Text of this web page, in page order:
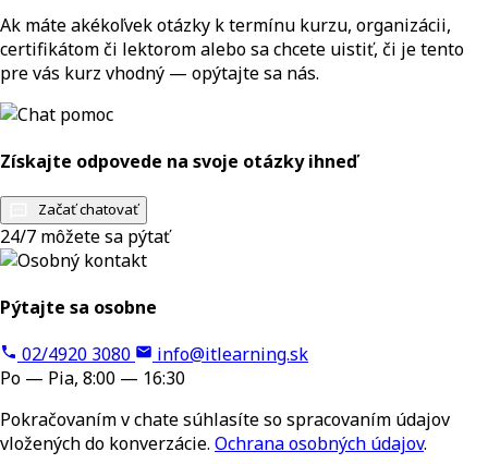
Ak máte akékoľvek otázky k termínu kurzu, organizácii,
certifikátom či lektorom alebo sa chcete uistiť, či je tento
pre vás kurz vhodný — opýtajte sa nás.
Získajte odpovede na svoje otázky ihneď
Začať chatovať
24/7 môžete sa pýtať
Pýtajte sa osobne
02/4920 3080
info@itlearning.sk
Po — Pia, 8:00 — 16:30
Pokračovaním v chate súhlasíte so spracovaním údajov
vložených do konverzácie. Ochrana osobných údajov.